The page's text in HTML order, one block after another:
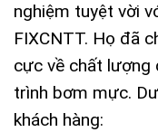
nghiệm tuyệt vời
FIXCNTT. Họ đã
cực về chất lượng
trình bơm mực.
khách hàng: